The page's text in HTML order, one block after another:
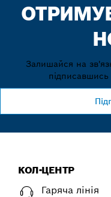
Залишайся на
КОЛ-ЦЕНТР
Гаряча лінія